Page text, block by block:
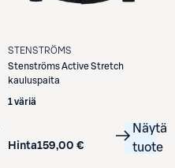
STENSTRÖMS
StenströmsActive Stretch
kauluspaita
1 väriä
Hinta159,00 €
Näytä
tuote